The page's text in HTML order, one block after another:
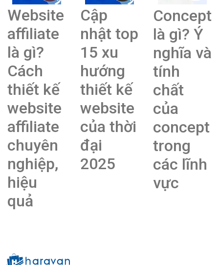
Website
affiliate
là gì?
Cách
thiết kế
website
affiliate
chuyên
nghiệp,
hiệu
quả
Cập
nhật top
15 xu
hướng
thiết kế
website
của thời
đại
2025
Concept
là gì? Ý
nghĩa và
tính
chất
của
concept
trong
các lĩnh
vực